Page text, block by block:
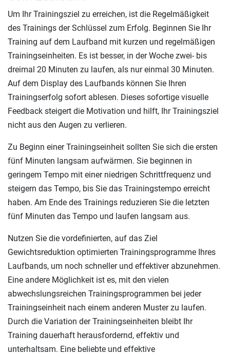
Um Ihr Trainingsziel zu erreichen, ist die Regelmäßigkeit
des Trainings der Schlüssel zum Erfolg. Beginnen Sie Ihr
Training auf dem Laufband mit kurzen und regelmäßigen
Trainingseinheiten. Es ist besser, in der Woche zwei- bis
dreimal 20 Minuten zu laufen, als nur einmal 30 Minuten.
Auf dem Display des Laufbands können Sie Ihren
Trainingserfolg sofort ablesen. Dieses sofortige visuelle
Feedback steigert die Motivation und hilft, Ihr Trainingsziel
nicht aus den Augen zu verlieren.
Zu Beginn einer Trainingseinheit sollten Sie sich die ersten
fünf Minuten langsam aufwärmen. Sie beginnen in
geringem Tempo mit einer niedrigen Schrittfrequenz und
steigern das Tempo, bis Sie das Trainingstempo erreicht
haben. Am Ende des Trainings reduzieren Sie die letzten
fünf Minuten das Tempo und laufen langsam aus.
Nutzen Sie die vordefinierten, auf das Ziel
Gewichtsreduktion optimierten Trainingsprogramme Ihres
Laufbands, um noch schneller und effektiver abzunehmen.
Eine andere Möglichkeit ist es, mit den vielen
abwechslungsreichen Trainingsprogrammen bei jeder
Trainingseinheit nach einem anderen Muster zu laufen.
Durch die Variation der Trainingseinheiten bleibt Ihr
Training dauerhaft herausfordernd, effektiv und
unterhaltsam. Eine beliebte und effektive